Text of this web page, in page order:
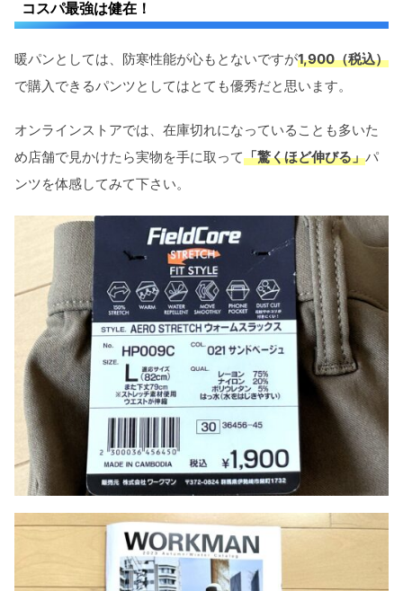
コスパ最強は健在！
暖パンとしては、防寒性能が心もとないですが1,900（税込）
で購入できるパンツとしてはとても優秀だと思います。
オンラインストアでは、在庫切れになっていることも多いた
め店舗で見かけたら実物を手に取って「驚くほど伸びる」パ
ンツを体感してみて下さい。